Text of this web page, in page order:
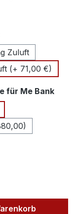
Zuluft
(+ 71,00 €)
für Me Bank